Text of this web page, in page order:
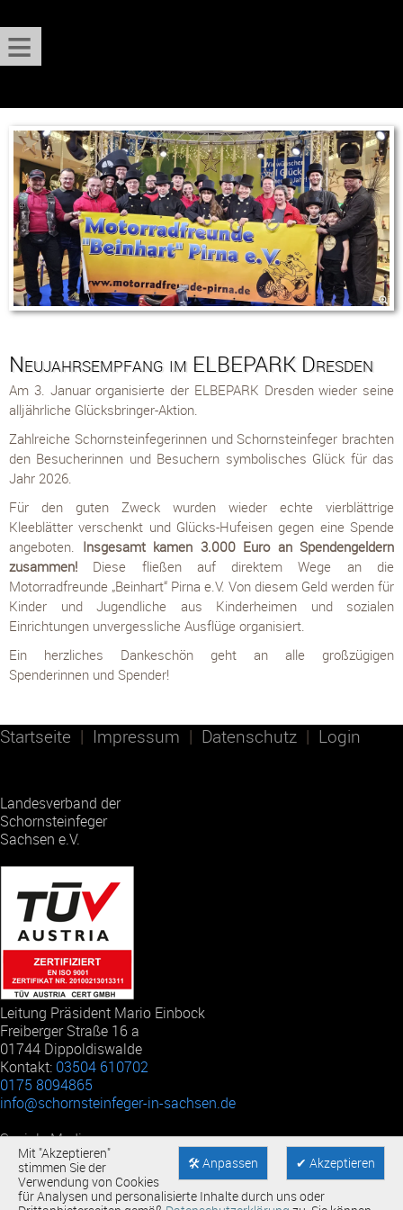
Neujahrsempfang im ELBEPARK Dresden
Am 3. Januar organisierte der ELBEPARK Dresden wieder seine
alljährliche Glücksbringer-Aktion.
Zahlreiche Schornsteinfegerinnen und Schornsteinfeger brachten
den Besucherinnen und Besuchern symbolisches Glück für das
Jahr 2026.
Für den guten Zweck wurden wieder echte vierblättrige
Kleeblätter verschenkt und Glücks-Hufeisen gegen eine Spende
angeboten. Insgesamt kamen 3.000 Euro an Spendengeldern
zusammen! Diese fließen auf direktem Wege an die
Motorradfreunde „Beinhart“ Pirna e.V. Von diesem Geld werden für
Kinder und Jugendliche aus Kinderheimen und sozialen
Einrichtungen unvergessliche Ausflüge organisiert.
Ein herzliches Dankeschön geht an alle großzügigen
Spenderinnen und Spender!
Startseite | Impressum | Datenschutz | Login
Landesverband der
Schornsteinfeger
Sachsen e.V.
Leitung Präsident Mario Einbock
Freiberger Straße 16 a
01744 Dippoldiswalde
Kontakt: 03504 610702
0175 8094865
info@­schornsteinfeger-in-sachsen.de
Soziale Medien:
≡
✔ Akzeptieren
🛠 Anpassen
Mit "Akzeptieren"
stimmen Sie der
Verwendung von Cookies
für Analysen und personalisierte Inhalte durch uns oder